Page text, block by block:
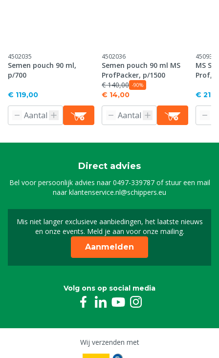
4502035
Semen pouch 90 ml,
p/700
€ 119,00
4502036
Semen pouch 90 ml MS
ProfPacker, p/1500
€ 140,00 -90%
€ 14,00
4509384
MS
Prof,
€
Direct advies
Bel voor persoonlijk advies naar0497-339787of stuur een mail
naarklantenservice.nl@schippers.eu
Mis niet langer exclusieve aanbiedingen, het laatste nieuws
en onze events. Meld je aan voor onze mailing.
Schrijf je in voor onze
Aanmelden
Volg ons op social media
Wij verzenden met